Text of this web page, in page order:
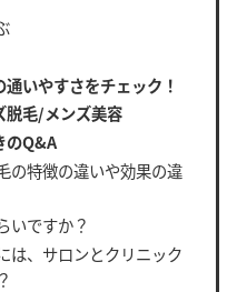
いやすさをチェック！
脱毛/メンズ美容
のQ&A
の特徴の違いや効果の違
いですか？
は、サロンとクリニック